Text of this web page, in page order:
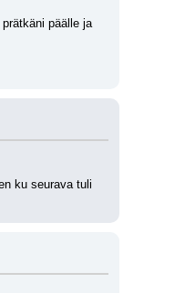
päälle ja
ku seurava tuli